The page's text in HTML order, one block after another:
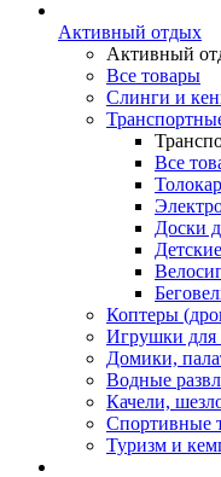
Активный отдых
Активный
Все товары
Слинги и
Все
Доски
Коптеры
Игрушки для
Домики,
Водные
Качели,
Спортивные
Туризм и